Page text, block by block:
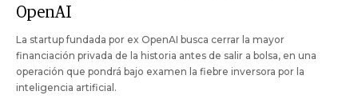
OpenAI
La startup fundada por ex OpenAI busca cerrar la mayor
financiación privada de la historia antes de salir a bolsa, en una
operación que pondrá bajo examen la fiebre inversora por la
inteligencia artificial.